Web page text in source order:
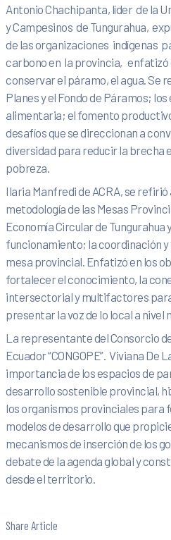
Antonio Chachipanta, líder de la
y Campesinos de Tungurahua,
de las organizaciones indígenas
carbono en la provincia, enfatizó
conservar el páramo, el agua. Se
Planes y el Fondo de Páramos;
alimentaria; el fomento
desafíos que se direccionan a
diversidad para reducir la brecha
pobreza.
Ilaria Manfredi de ACRA, se
metodología de las Mesas
Economía Circular de Tungurahua
funcionamiento; la coordinación
mesa provincial. Enfatizó en los
fortalecer el conocimiento, la
intersectorial y multifactores
presentar la voz de lo local a nivel
La representante del Consorcio
Ecuador “CONGOPE”. Viviana De
importancia de los espacios de
desarrollo sostenible provincial,
los organismos provinciales para
modelos de desarrollo que
mecanismos de inserción de los
debate de la agenda global y
desde el territorio.
Share Article